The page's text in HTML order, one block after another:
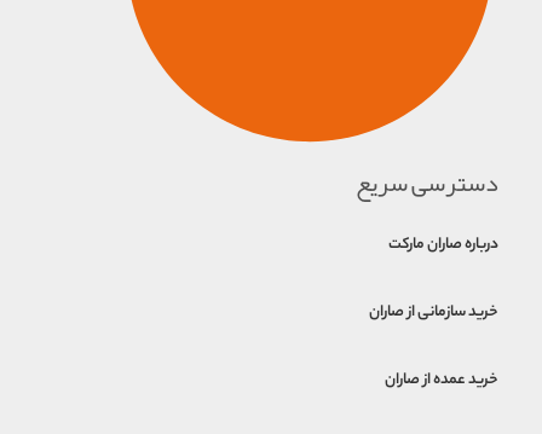
دسترسی سریع
درباره صاران مارکت
خرید سازمانی از صاران
خرید عمده از صاران